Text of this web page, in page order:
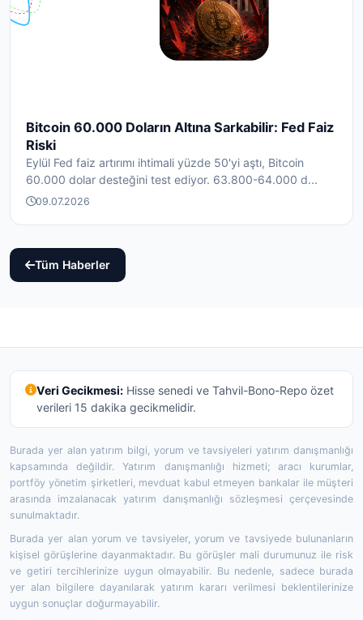
Bitcoin 60.000 Doların Altına Sarkabilir: Fed Faiz
Riski
Eylül Fed faiz artırımı ihtimali yüzde 50'yi aştı, Bitcoin
60.000 dolar desteğini test ediyor. 63.800-64.000 d...
09.07.2026
Tüm Haberler
Veri Gecikmesi:Hisse senedi ve Tahvil-Bono-Repo özet
verileri 15 dakika gecikmelidir.
Burada yer alan yatırım bilgi, yorum ve tavsiyeleri yatırım danışmanlığı
kapsamında değildir. Yatırım danışmanlığı hizmeti; aracı kurumlar,
portföy yönetim şirketleri, mevduat kabul etmeyen bankalar ile müşteri
arasında imzalanacak yatırım danışmanlığı sözleşmesi çerçevesinde
sunulmaktadır.
Burada yer alan yorum ve tavsiyeler, yorum ve tavsiyede bulunanların
kişisel görüşlerine dayanmaktadır. Bu görüşler mali durumunuz ile risk
ve getiri tercihlerinize uygun olmayabilir. Bu nedenle, sadece burada
yer alan bilgilere dayanılarak yatırım kararı verilmesi beklentilerinize
uygun sonuçlar doğurmayabilir.